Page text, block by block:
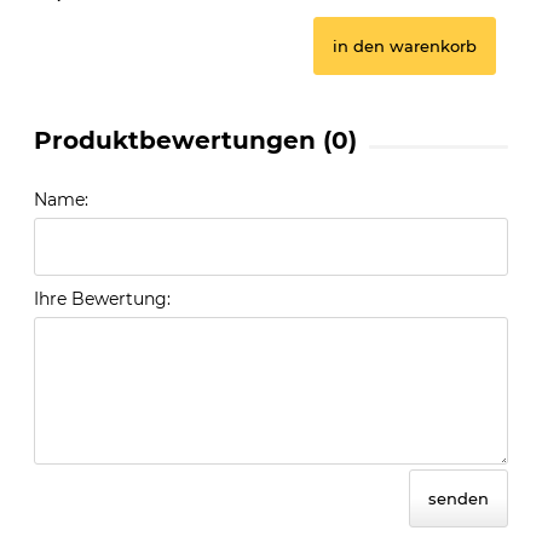
in den warenkorb
Produktbewertungen (0)
Name:
Ihre Bewertung:
senden